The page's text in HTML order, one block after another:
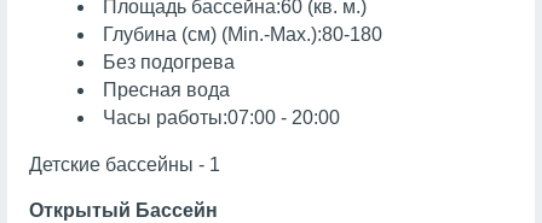
Площадь бассейна:60 (кв. м.)
Глубина (см) (Min.-Max.):80-180
Без подогрева
Пресная вода
Часы работы:07:00 - 20:00
Детские бассейны - 1
Открытый Бассейн